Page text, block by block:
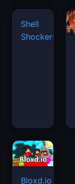
Bloxd.io